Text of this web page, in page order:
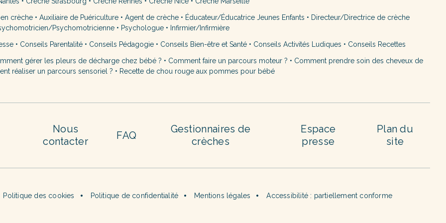
crèche• Auxiliaire de Puériculture• Agent de crèche• Éducateur/Éducatrice Jeunes Enfants • Directeur/Directrice de crèche
Psychomotricienne• Psychologue• Infirmier/Infirmière
• Conseils Parentalité • Conseils Pédagogie • Conseils Bien-être et Santé • Conseils Activités Ludiques • Conseils Recettes
gérer les pleurs de décharge chez bébé ? • Comment faire un parcours moteur ? • Comment prendre soin des cheveux de
réaliser un parcours sensoriel ? • Recette de chou rouge aux pommes pour bébé
Nous
contacter
FAQ
Gestionnaires de
crèches
Espace
presse
Plan du
site
Politique des cookies Politique de confidentialité Mentions légales Accessibilité : partiellement conforme